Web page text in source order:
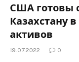
США готовы
Казахстану
активов
19.07.2022 0